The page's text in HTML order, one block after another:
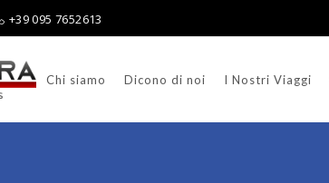
+39 095 7652613
Chi siamo Dicono di noi I Nostri Viaggi